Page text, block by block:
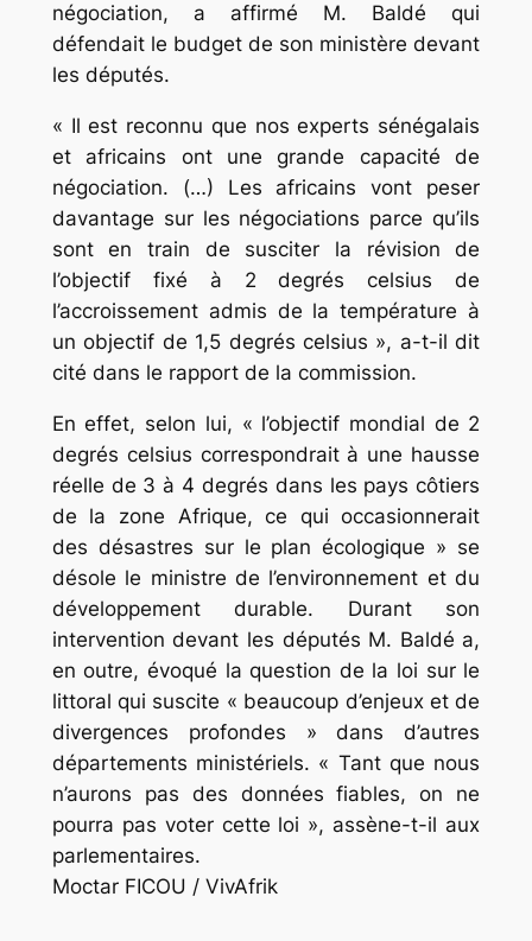
négociation, a affirmé M. Baldé qui
défendait le budget de son ministère devant
les députés.
« Il est reconnu que nos experts sénégalais
et africains ont une grande capacité de
négociation. (…) Les africains vont peser
davantage sur les négociations parce qu’ils
sont en train de susciter la révision de
l’objectif fixé à 2 degrés celsius de
l’accroissement admis de la température à
un objectif de 1,5 degrés celsius », a-t-il dit
cité dans le rapport de la commission.
En effet, selon lui, « l’objectif mondial de 2
degrés celsius correspondrait à une hausse
réelle de 3 à 4 degrés dans les pays côtiers
de la zone Afrique, ce qui occasionnerait
des désastres sur le plan écologique » se
désole le ministre de l’environnement et du
développement durable. Durant son
intervention devant les députés M. Baldé a,
en outre, évoqué la question de la loi sur le
littoral qui suscite « beaucoup d’enjeux et de
divergences profondes » dans d’autres
départements ministériels. « Tant que nous
n’aurons pas des données fiables, on ne
pourra pas voter cette loi », assène-t-il aux
parlementaires.
Moctar FICOU / VivAfrik